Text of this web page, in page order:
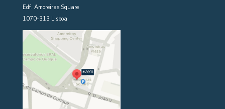
Edf. Amoreiras Square
1070-313 Lisboa